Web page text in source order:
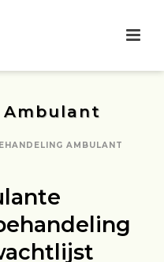
AMBULANT